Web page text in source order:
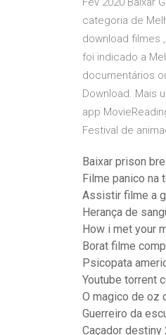
categoria de
download filmes
foi indicado a
documentários
Download. Mais
app
Festival de
Baixar prison
Filme panico na
Assistir filme a
Herança de
How i met your
Borat filme
Psicopata
Youtube torrent
O magico de oz
Guerreiro da
Caçador destiny